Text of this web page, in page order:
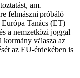
ami
felmászni próbáló
Tanács (ET)
a nemzetközi joggal
kormány válasza az
az EU-érdekében is